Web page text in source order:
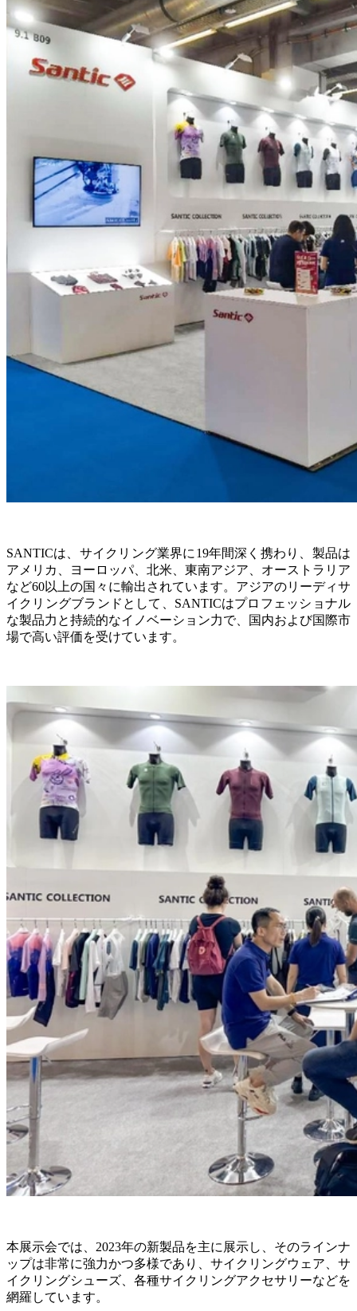
SANTICは、サイクリング業界に19年間深く携わり、製品は
アメリカ、ヨーロッパ、北米、東南アジア、オーストラリア
など60以上の国々に輸出されています。アジアのリーディサ
イクリングブランドとして、SANTICはプロフェッショナル
な製品力と持続的なイノベーション力で、国内および国際市
場で高い評価を受けています。
本展示会では、2023年の新製品を主に展示し、そのラインナ
ップは非常に強力かつ多様であり、サイクリングウェア、サ
イクリングシューズ、各種サイクリングアクセサリーなどを
網羅しています。